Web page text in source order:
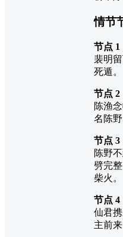
情节
节点 1
裴明
死遁。
节点 2
陈渔
名陈野
节点 3
陈野
劈完
柴火。
节点 4
仙君
主前来